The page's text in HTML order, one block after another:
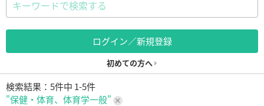
ログイン／新規登録
初めての方へ
検索結果：5件中 1-5件
"保健・体育、体育学一般"